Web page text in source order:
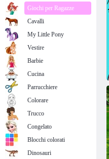
Giochi per Ragazze
Cavalli
My Little Pony
Vestire
Barbie
Cucina
Parrucchiere
Colorare
Trucco
Congelato
Blocchi colorati
Dinosauri